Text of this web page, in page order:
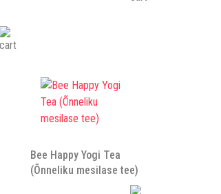
Bee Happy Yogi Tea
(Õnneliku mesilase tee)